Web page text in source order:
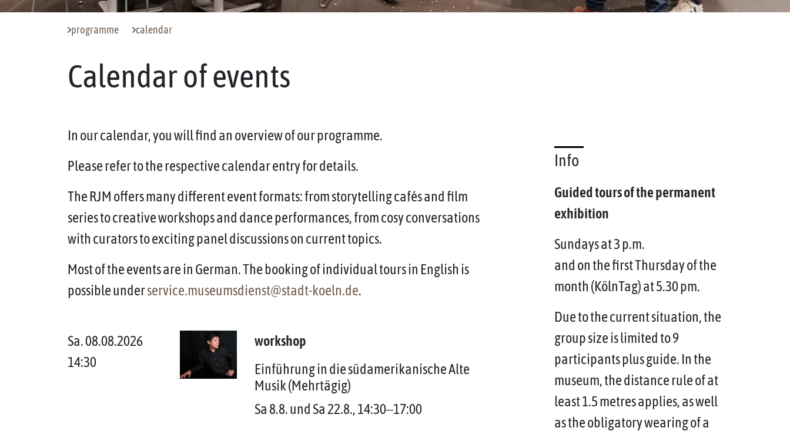
programme calendar
Calendar of events
In our calendar, you will find an overview of our programme.
Please refer to the respective calendar entry for details.
The RJM offers many different event formats: from storytelling cafés and film
series to creative workshops and dance performances, from cosy conversations
with curators to exciting panel discussions on current topics.
Most of the events are in German. The booking of individual tours in English is
possible underservice.museumsdienst@stadt-koeln.de.
Sa. 08.08.2026
14:30
workshop
Einführung in die südamerikanische Alte
Musik (Mehrtägig)
Sa 8.8. und Sa 22.8., 14:30‒17:00
Info
Guided tours of the permanent
exhibition
Sundays at 3 p.m.
and on the first Thursday of the
month (KölnTag) at 5.30 pm.
Due to the current situation, the
group size is limited to 9
participants plus guide. In the
museum, the distance rule of at
least 1.5 metres applies, as well
as the obligatory wearing of a